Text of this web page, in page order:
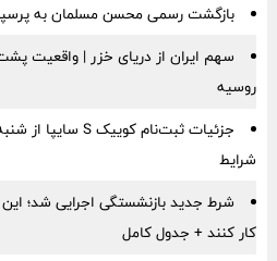
بازگشت رسمی محسن مسلمان به
سهم ایران از دریای خزر | واقعیت
روسیه
شرایط
کار کنند + جدول کامل